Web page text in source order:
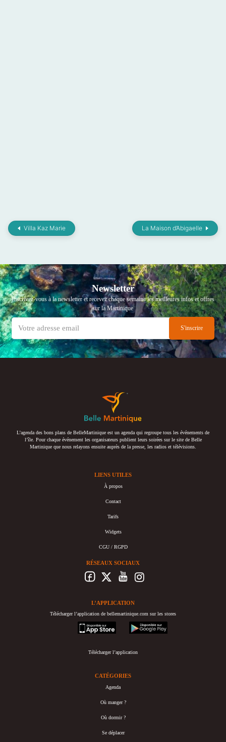
Villa Kaz Marie La Maison d’Abigaelle
Newsletter
Inscrivez-vous à la newsletter et recevez chaque semaine les meilleures infos et offres
sur la Martinique
L’agenda des bons plans de BelleMartinique est un agenda qui regroupe tous les événements de
l’île. Pour chaque événement les organisateurs publient leurs soirées sur le site de Belle
Martinique que nous relayons ensuite auprès de la presse, les radios et télévisions.
LIENS UTILES
À propos
Contact
Tarifs
Widgets
CGU / RGPD
RÉSEAUX SOCIAUX
L’APPLICATION
Télécharger l’application de bellemartinique.com sur les stores
appstore
googleplay
Télécharger l’application
CATÉGORIES
Agenda
Où manger ?
Où dormir ?
Se déplacer